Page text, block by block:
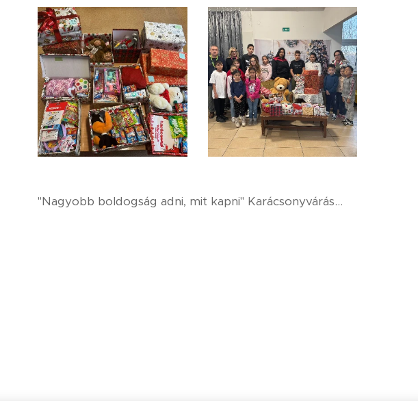
"Nagyobb boldogság adni, mit kapni" Karácsonyvárás…